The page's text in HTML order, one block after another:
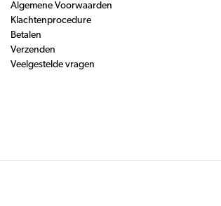
Algemene Voorwaarden
Klachtenprocedure
Betalen
Verzenden
Veelgestelde vragen